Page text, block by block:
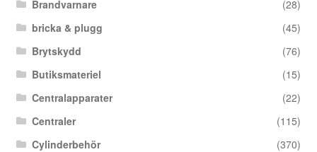
Brandvarnare
(28)
bricka & plugg
(45)
Brytskydd
(76)
Butiksmateriel
(15)
Centralapparater
(22)
Centraler
(115)
Cylinderbehör
(370)